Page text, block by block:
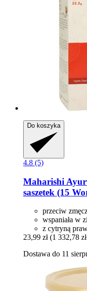
Do koszyka
4.8 (5)
Maharishi
saszetek (15
przeciw
wspaniała w
z cytryną
23,99 zł (1 332,78
Dostawa do 11